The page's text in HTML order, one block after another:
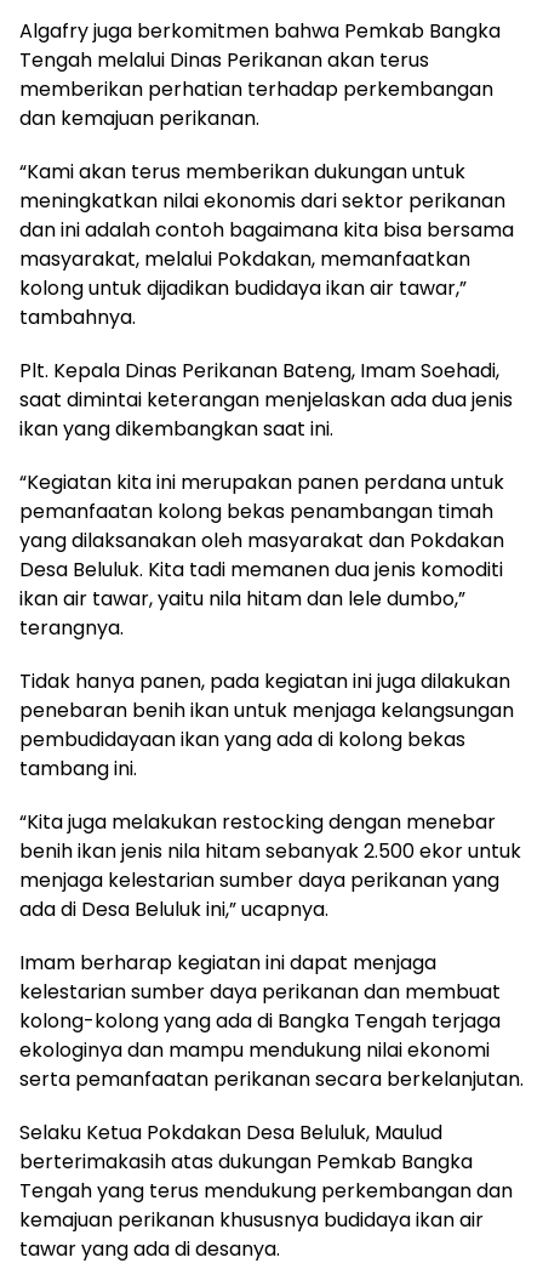
Algafry juga berkomitmen bahwa Pemkab Bangka
Tengah melalui Dinas Perikanan akan terus
memberikan perhatian terhadap perkembangan
dan kemajuan perikanan.
“Kami akan terus memberikan dukungan untuk
meningkatkan nilai ekonomis dari sektor perikanan
dan ini adalah contoh bagaimana kita bisa bersama
masyarakat, melalui Pokdakan, memanfaatkan
kolong untuk dijadikan budidaya ikan air tawar,”
tambahnya.
Plt. Kepala Dinas Perikanan Bateng, Imam Soehadi,
saat dimintai keterangan menjelaskan ada dua jenis
ikan yang dikembangkan saat ini.
“Kegiatan kita ini merupakan panen perdana untuk
pemanfaatan kolong bekas penambangan timah
yang dilaksanakan oleh masyarakat dan Pokdakan
Desa Beluluk. Kita tadi memanen dua jenis komoditi
ikan air tawar, yaitu nila hitam dan lele dumbo,”
terangnya.
Tidak hanya panen, pada kegiatan ini juga dilakukan
penebaran benih ikan untuk menjaga kelangsungan
pembudidayaan ikan yang ada di kolong bekas
tambang ini.
“Kita juga melakukan restocking dengan menebar
benih ikan jenis nila hitam sebanyak 2.500 ekor untuk
menjaga kelestarian sumber daya perikanan yang
ada di Desa Beluluk ini,” ucapnya.
Imam berharap kegiatan ini dapat menjaga
kelestarian sumber daya perikanan dan membuat
kolong-kolong yang ada di Bangka Tengah terjaga
ekologinya dan mampu mendukung nilai ekonomi
serta pemanfaatan perikanan secara berkelanjutan.
Selaku Ketua Pokdakan Desa Beluluk, Maulud
berterimakasih atas dukungan Pemkab Bangka
Tengah yang terus mendukung perkembangan dan
kemajuan perikanan khususnya budidaya ikan air
tawar yang ada di desanya.